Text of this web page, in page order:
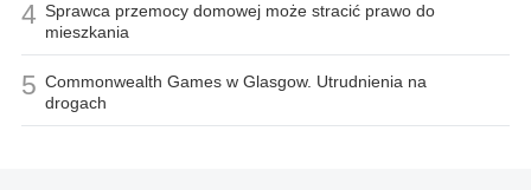
4 Sprawca przemocy domowej może stracić prawo do
mieszkania
5 Commonwealth Games w Glasgow. Utrudnienia na
drogach